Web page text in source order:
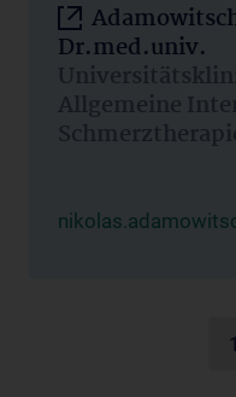
Dr.med.univ.
Allgemeine
1